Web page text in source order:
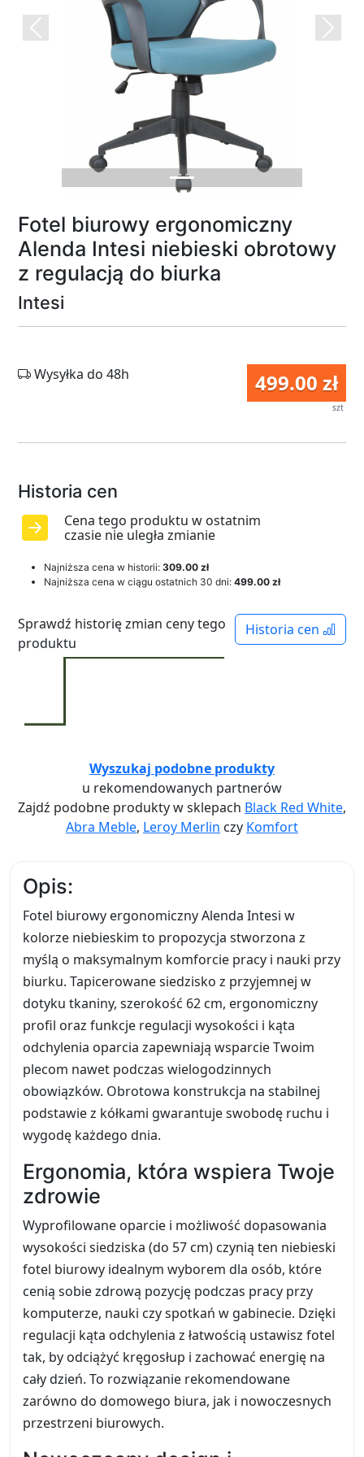
Previous Next
Fotel biurowy ergonomiczny
Alenda Intesi niebieski obrotowy
z regulacją do biurka
Intesi
499.00 zł
szt
Wysyłka do 48h
Historia cen
Cena tego produktu w ostatnim
czasie nie uległa zmianie
Najniższa cena w historii: 309.00 zł
Najniższa cena w ciągu ostatnich 30 dni: 499.00 zł
Historia cen
Sprawdź historię zmian ceny tego
produktu
Wyszukaj podobne produkty
u rekomendowanych partnerów
Zajdź podobne produkty w sklepach Black Red White,
Abra Meble, Leroy Merlin czy Komfort
Opis:
Fotel biurowy ergonomiczny Alenda Intesi w
kolorze niebieskim to propozycja stworzona z
myślą o maksymalnym komforcie pracy i nauki przy
biurku. Tapicerowane siedzisko z przyjemnej w
dotyku tkaniny, szerokość 62 cm, ergonomiczny
profil oraz funkcje regulacji wysokości i kąta
odchylenia oparcia zapewniają wsparcie Twoim
plecom nawet podczas wielogodzinnych
obowiązków. Obrotowa konstrukcja na stabilnej
podstawie z kółkami gwarantuje swobodę ruchu i
wygodę każdego dnia.
Ergonomia, która wspiera Twoje
zdrowie
Wyprofilowane oparcie i możliwość dopasowania
wysokości siedziska (do 57 cm) czynią ten niebieski
fotel biurowy idealnym wyborem dla osób, które
cenią sobie zdrową pozycję podczas pracy przy
komputerze, nauki czy spotkań w gabinecie. Dzięki
regulacji kąta odchylenia z łatwością ustawisz fotel
tak, by odciążyć kręgosłup i zachować energię na
cały dzień. To rozwiązanie rekomendowane
zarówno do domowego biura, jak i nowoczesnych
przestrzeni biurowych.